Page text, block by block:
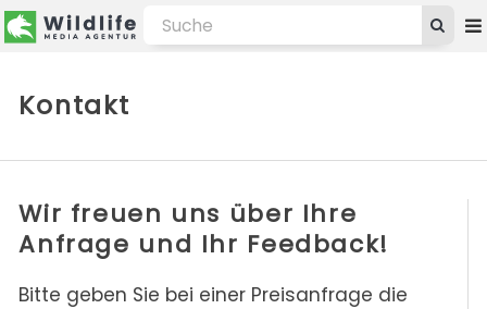
Kontakt
Wir freuen uns über Ihre
Anfrage und Ihr Feedback!
Bitte geben Sie bei einer Preisanfrage die